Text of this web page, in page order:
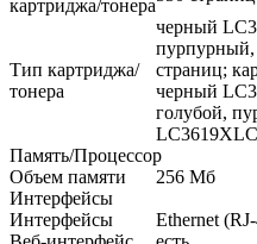
картриджа/тонера
Тип картриджа/
тонера
черный
страниц;
черный
голубой,
Память/Процессор
Объем памяти
256 Мб
Интерфейсы
Интерфейсы
Ethernet